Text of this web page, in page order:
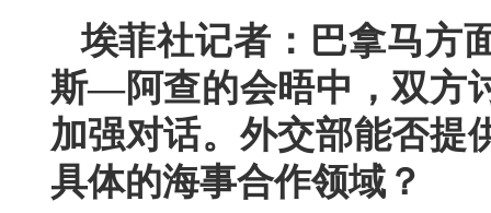
埃菲社记者：巴拿马方
斯—阿查的会晤中，双方
加强对话。外交部能否提
具体的海事合作领域？